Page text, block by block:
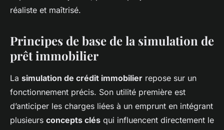
réaliste et maîtrisé.
Principes de base de la simulation de
prêt immobilier
La simulation de crédit immobilier repose sur un
fonctionnement précis. Son utilité première est
d’anticiper les charges liées à un emprunt en intégrant
plusieurs concepts clés qui influencent directement le